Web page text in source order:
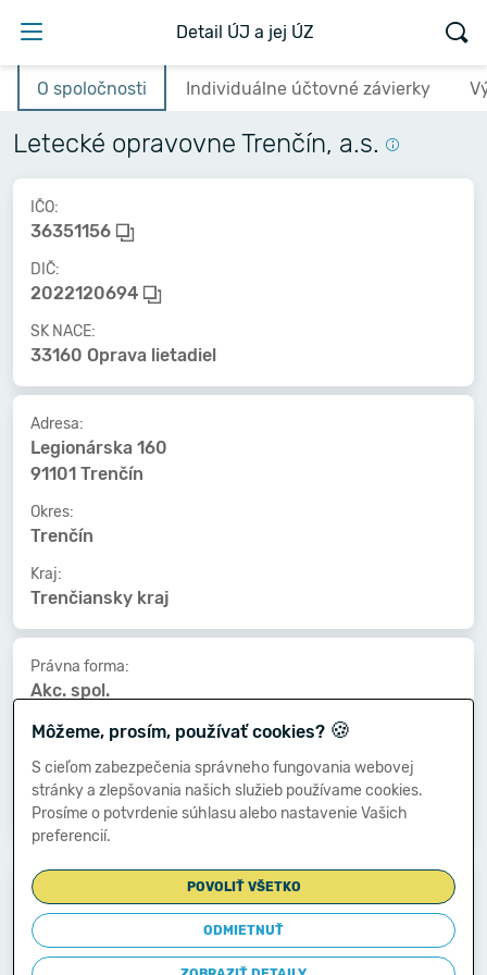
Detail ÚJ a jej ÚZ
O spoločnosti Individuálne účtovné závierky
Letecké opravovne Trenčín, a.s.
IČO:
36351156
DIČ:
2022120694
SK NACE:
33160 Oprava lietadiel
Adresa:
Legionárska 160
91101 Trenčín
Okres:
Trenčín
Kraj:
Trenčiansky kraj
Právna forma:
Akc. spol.
Kat. veľkosti:
Druh vlastníctva:
Štátne
Dátum vzniku:
01.02.2006
Dátum zániku:
-
Môžeme, prosím, používať cookies? 🍪
S cieľom zabezpečenia správneho fungovania webovej
stránky a zlepšovania našich služieb používame cookies.
Prosíme o potvrdenie súhlasu alebo nastavenie Vašich
preferencií.
POVOLIŤ VŠETKO
ODMIETNUŤ